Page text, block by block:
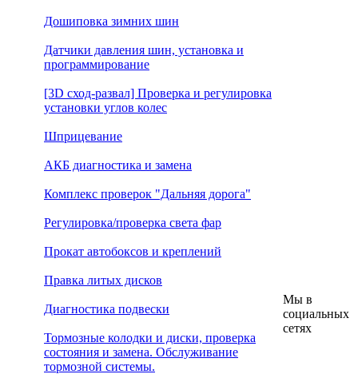
Дошиповка зимних шин
Датчики давления шин, установка и
программирование
[3D сход-развал] Проверка и регулировка
установки углов колес
Шприцевание
АКБ диагностика и замена
Комплекс проверок "Дальняя дорога"
Регулировка/проверка света фар
Прокат автобоксов и креплений
Правка литых дисков
Диагностика подвески
Тормозные колодки и диски, проверка
состояния и замена. Обслуживание
тормозной системы.
Мы в
социальных
сетях